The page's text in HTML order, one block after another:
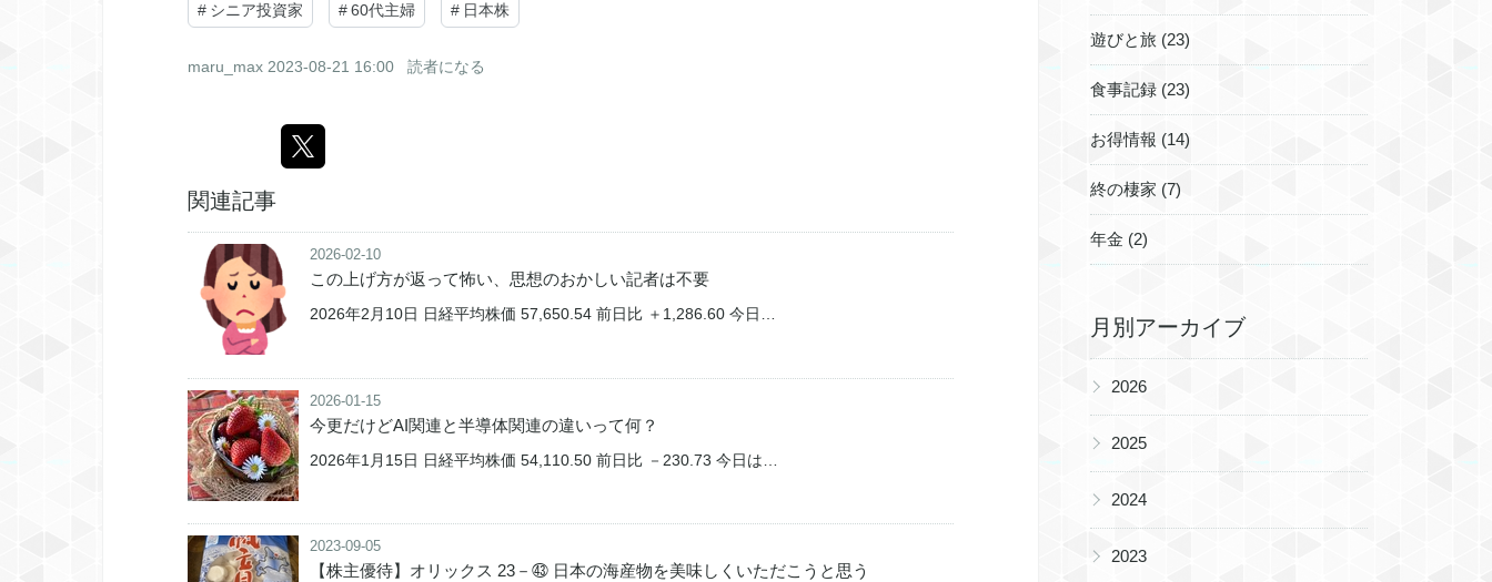
# シニア投資家 # 60代主婦 # 日本株
maru_max 2023-08-21 16:00 読者になる
関連記事
2026-02-10
この上げ方が返って怖い、思想のおかしい記者は不要
2026年2月10日 日経平均株価 57,650.54 前日比 ＋1,286.60 今日…
2026-01-15
今更だけどAI関連と半導体関連の違いって何？
2026年1月15日 日経平均株価 54,110.50 前日比 －230.73 今日は…
2023-09-05
【株主優待】オリックス 23－㊸ 日本の海産物を美味しくいただこうと思う
遊びと旅 (23)
食事記録 (23)
お得情報 (14)
終の棲家 (7)
年金 (2)
月別アーカイブ
▶ 2026
▶ 2025
▶ 2024
▶ 2023